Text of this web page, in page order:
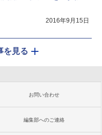
2016年9月15日
を見る
お問い合わせ
編集部へのご連絡